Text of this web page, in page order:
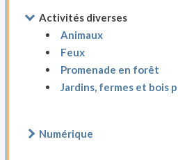
Activités diverses
Animaux
Feux
Promenade en forêt
Jardins, fermes et bois
Numérique